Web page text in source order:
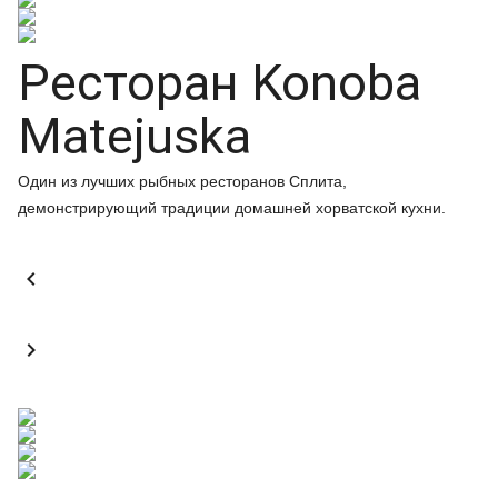
Ресторан Konoba
Matejuska
Один из лучших рыбных ресторанов Сплита,
демонстрирующий традиции домашней хорватской кухни.

